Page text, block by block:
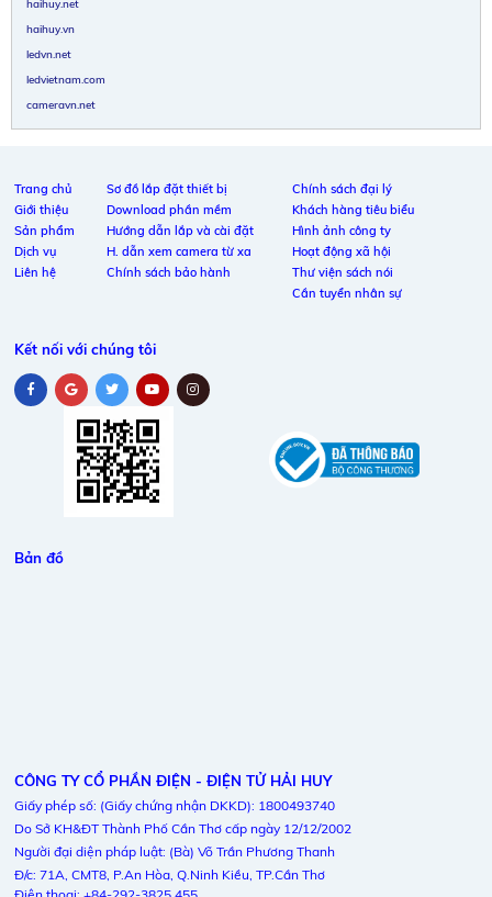
haihuy.net
haihuy.vn
ledvn.net
ledvietnam.com
cameravn.net
Trang chủ
Giới thiệu
Sản phẩm
Dịch vụ
Liên hệ
Sơ đồ lắp đặt thiết bị
Download phần mềm
Hướng dẫn lắp và cài đặt
H. dẫn xem camera từ xa
Chính sách bảo hành
Chính sách đại lý
Khách hàng tiêu biểu
Hình ảnh công ty
Hoạt động xã hội
Thư viện sách nói
Cần tuyển nhân sự
Kết nối với chúng tôi
Bản đồ
CÔNG TY CỔ PHẦN ĐIỆN - ĐIỆN TỬ HẢI HUY
Giấy phép số: (Giấy chứng nhận DKKD): 1800493740
Do Sở KH&ĐT Thành Phố Cần Thơ cấp ngày 12/12/2002
Người đại diện pháp luật: (Bà) Võ Trần Phương Thanh
Đ/c: 71A, CMT8, P.An Hòa, Q.Ninh Kiều, TP.Cần Thơ
Điện thoại: +84-292-3825 455